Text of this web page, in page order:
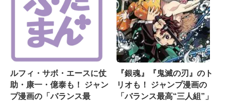
ルフィ・サボ・エースに仗
助・康一・億泰も！ ジャン
プ漫画の「バランス最
『銀魂』『鬼滅の刃』のト
リオも！ ジャンプ漫画の
「バランス最高“三人組”」